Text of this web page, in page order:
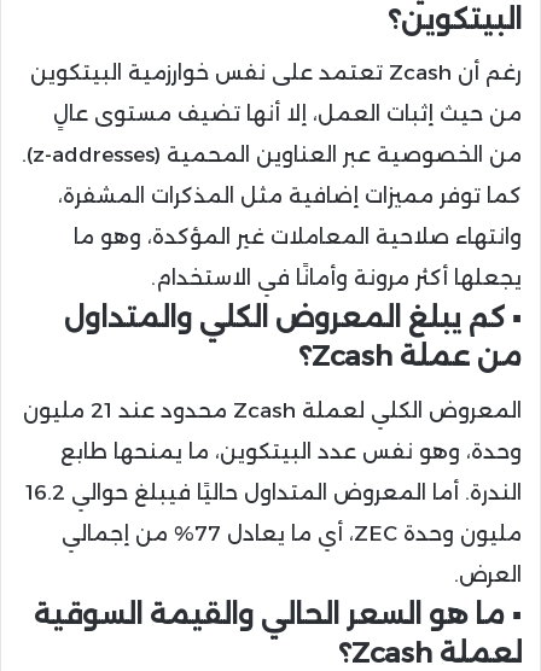
البيتكوين؟
رغم أن Zcash تعتمد على نفس خوارزمية البيتكوين
من حيث إثبات العمل، إلا أنها تضيف مستوى عالٍ
من الخصوصية عبر العناوين المحمية (z-addresses).
كما توفر مميزات إضافية مثل المذكرات المشفرة،
وانتهاء صلاحية المعاملات غير المؤكدة، وهو ما
يجعلها أكثر مرونة وأمانًا في الاستخدام.
▪️ كم يبلغ المعروض الكلي والمتداول
من عملة Zcash؟
المعروض الكلي لعملة Zcash محدود عند 21 مليون
وحدة، وهو نفس عدد البيتكوين، ما يمنحها طابع
الندرة. أما المعروض المتداول حاليًا فيبلغ حوالي 16.2
مليون وحدة ZEC، أي ما يعادل 77% من إجمالي
العرض.
▪️ ما هو السعر الحالي والقيمة السوقية
لعملة Zcash؟